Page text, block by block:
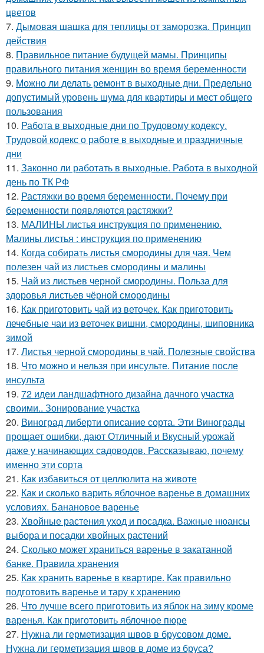
цветов
7. Дымовая шашка для теплицы от заморозка. Принцип
действия
8. Правильное питание будущей мамы. Принципы
правильного питания женщин во время беременности
9. Можно ли делать ремонт в выходные дни. Предельно
допустимый уровень шума для квартиры и мест общего
пользования
10. Работа в выходные дни по Трудовому кодексу.
Трудовой кодекс о работе в выходные и праздничные
дни
11. Законно ли работать в выходные. Работа в выходной
день по ТК РФ
12. Растяжки во время беременности. Почему при
беременности появляются растяжки?
13. МАЛИНЫ листья инструкция по применению.
Малины листья : инструкция по применению
14. Когда собирать листья смородины для чая. Чем
полезен чай из листьев смородины и малины
15. Чай из листьев черной смородины. Польза для
здоровья листьев чёрной смородины
16. Как приготовить чай из веточек. Как приготовить
лечебные чаи из веточек вишни, смородины, шиповника
зимой
17. Листья черной смородины в чай. Полезные свойства
18. Что можно и нельзя при инсульте. Питание после
инсульта
19. 72 идеи ландшафтного дизайна дачного участка
своими.. Зонирование участка
20. Виноград либерти описание сорта. Эти Винограды
прощает ошибки, дают Отличный и Вкусный урожай
даже у начинающих садоводов. Рассказываю, почему
именно эти сорта
21. Как избавиться от целлюлита на животе
22. Как и сколько варить яблочное варенье в домашних
условиях. Банановое варенье
23. Хвойные растения уход и посадка. Важные нюансы
выбора и посадки хвойных растений
24. Сколько может храниться варенье в закатанной
банке. Правила хранения
25. Как хранить варенье в квартире. Как правильно
подготовить варенье и тару к хранению
26. Что лучше всего приготовить из яблок на зиму кроме
варенья. Как приготовить яблочное пюре
27. Нужна ли герметизация швов в брусовом доме.
Нужна ли герметизация швов в доме из бруса?